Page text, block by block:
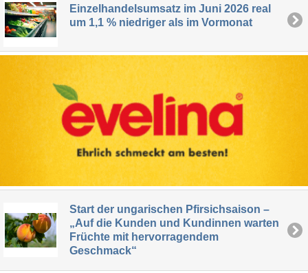
Einzelhandelsumsatz im Juni 2026 real
um 1,1 % niedriger als im Vormonat
Start der ungarischen Pfirsichsaison –
„Auf die Kunden und Kundinnen warten
Früchte mit hervorragendem
Geschmack“